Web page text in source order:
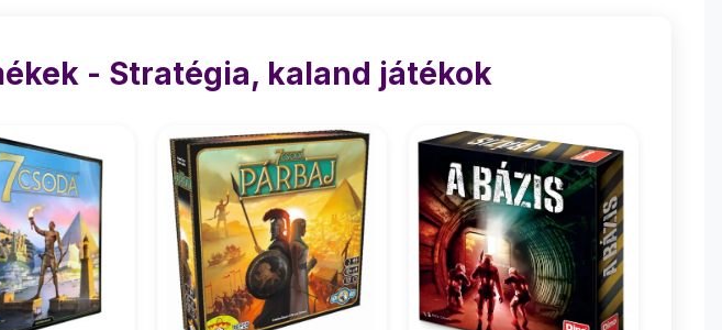
- Stratégia, kaland játékok